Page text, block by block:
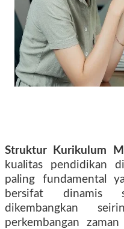
Struktur Kurikulum
kualitas pendidikan
paling fundamental
bersifat dinamis
dikembangkan
perkembangan